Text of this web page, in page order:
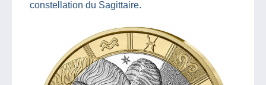
constellation du Sagittaire.